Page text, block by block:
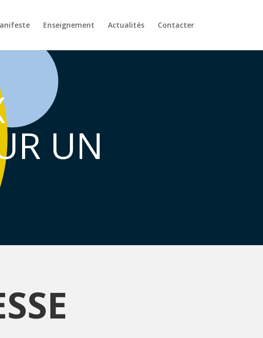
Enseignement Actualités Contacter
UN